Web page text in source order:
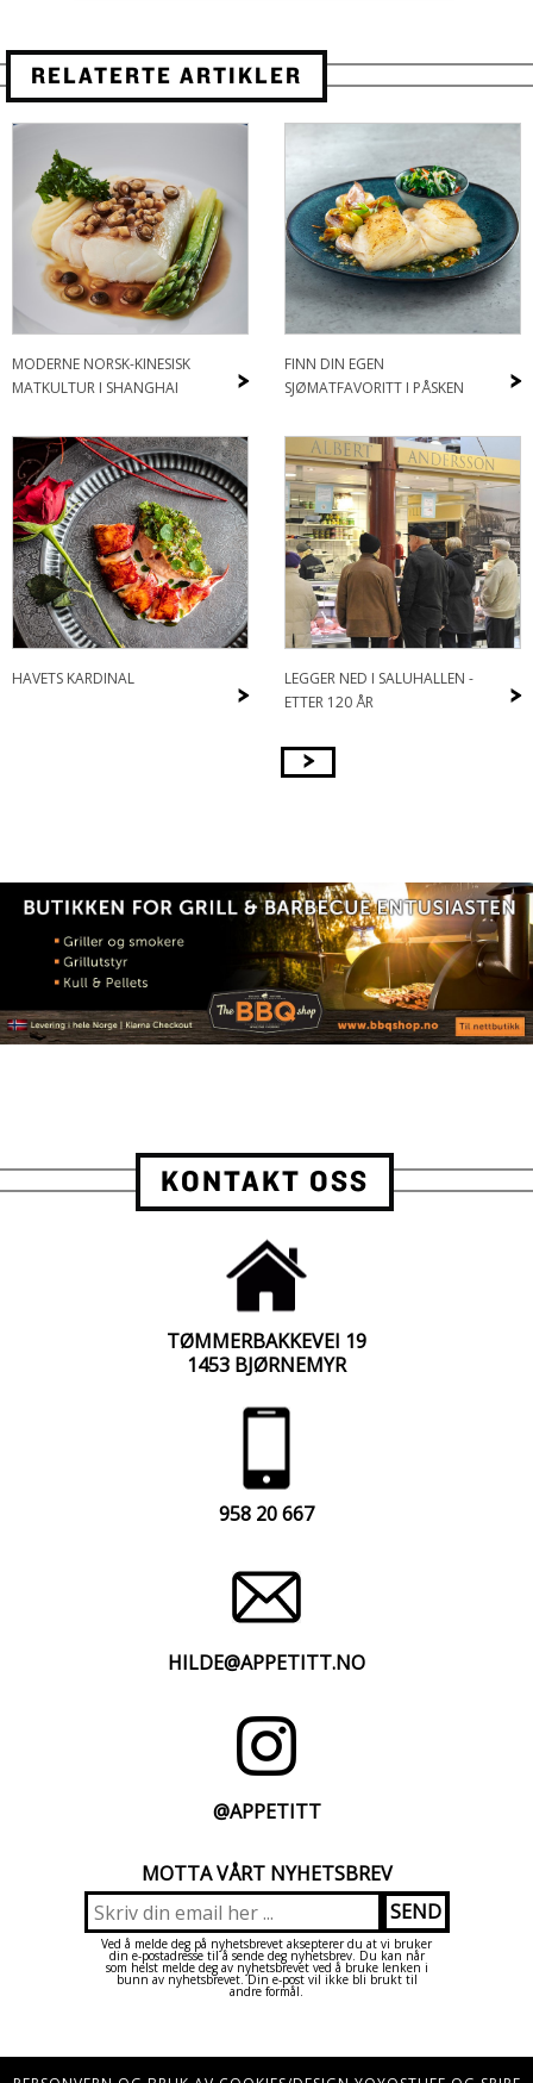
RELATERTE ARTIKLER
>
MODERNE NORSK-KINESISK
MATKULTUR I SHANGHAI
>
FINN DIN EGEN
SJØMATFAVORITT I PÅSKEN
>
HAVETS KARDINAL
>
LEGGER NED I SALUHALLEN -
ETTER 120 ÅR
>
KONTAKT OSS
TØMMERBAKKEVEI 19
1453 BJØRNEMYR
958 20 667
HILDE@APPETITT.NO
@APPETITT
MOTTA VÅRT NYHETSBREV
Ved å melde deg på nyhetsbrevet aksepterer du at vi bruker
din e-postadresse til å sende deg nyhetsbrev. Du kan når
som helst melde deg av nyhetsbrevet ved å bruke lenken i
bunn av nyhetsbrevet. Din e-post vil ikke bli brukt til
andre formål.